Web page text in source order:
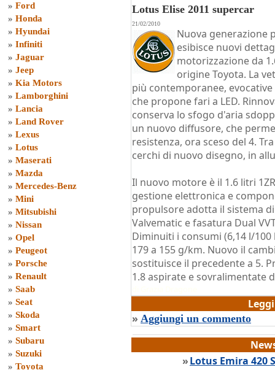
» Ford
» Honda
» Hyundai
» Infiniti
» Jaguar
» Jeep
» Kia Motors
» Lamborghini
» Lancia
» Land Rover
» Lexus
» Lotus
» Maserati
» Mazda
» Mercedes-Benz
» Mini
» Mitsubishi
» Nissan
» Opel
» Peugeot
» Porsche
» Renault
» Saab
» Seat
» Skoda
» Smart
» Subaru
» Suzuki
» Toyota
Lotus Elise 2011 supercar
21/02/2010
Nuova generazione
esibisce nuovi
motorizzazione da
origine Toyota. La
più contemporanee,
che propone fari a LED.
conserva lo sfogo d'aria
un nuovo diffusore, che
resistenza, ora sceso del 4.
cerchi di nuovo disegno, in
Il nuovo motore è il 1.6 litri
gestione elettronica e
propulsore adotta il sistema
Valvematic e fasatura Dual
Diminuiti i consumi (6,14 l/100
179 a 155 g/km. Nuovo il
sostituisce il precedente a 5.
1.8 aspirate e sovralimentate
» Aggiungi un commento
»Lotus Emira 420